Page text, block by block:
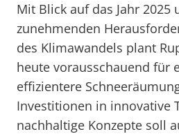
Mit Blick auf das Jahr 2025
zunehmenden
des Klimawandels plant
heute vorausschauend für
effizientere
Investitionen in innovative
nachhaltige Konzepte soll